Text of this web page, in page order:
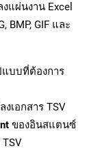
แผ่นงาน Excel
BMP, GIF และ
บบที่ต้องการ
เอกสาร TSV
ของอินสแตนซ์